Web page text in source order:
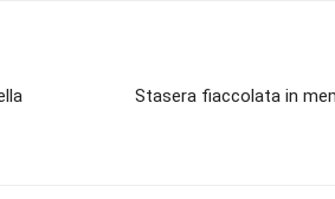
Stasera fiaccolata in